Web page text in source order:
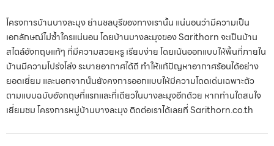
โครงการบ้านบางละมุง ย่านชลบุรีของทางเรานั้น แน่นอนว่ามีความเป็น
เอกลักษณ์ไม่ซ้ำใครแน่นอน โดยบ้านบางละมุงของ Sarithorn จะเป็นบ้าน
สไตล์อังกฤษแท้ๆ ที่มีความสวยหรู เรียบง่าย โดยเน้นออกแบบให้พื้นที่ภายใน
บ้านมีความโปร่งโล่ง ระบายอากาศได้ดี ทำให้แก้ปัญหาอากาศร้อนได้อย่าง
ยอดเยี่ยม และนอกจากนั้นยังคงการออกแบบให้มีความโดดเด่นเฉพาะตัว
ตามแบบฉบับอังกฤษที่แรกและที่เดียวในบางละมุงอีกด้วย หากท่านใดสนใจ
เยี่ยมชม โครงการหมู่บ้านบางละมุง ติดต่อเราได้เลยที่ Sarithorn.co.th